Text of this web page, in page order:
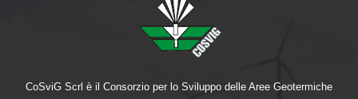
CoSviG Scrl è il Consorzio per lo Sviluppo delle Aree Geotermiche